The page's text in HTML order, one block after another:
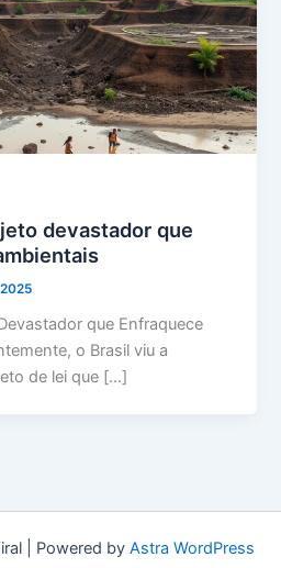
devastador que
que Enfraquece
o Brasil viu a
de lei que […]
| Powered by Astra WordPress